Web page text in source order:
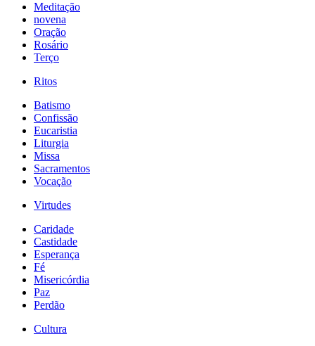
Meditação
novena
Oração
Rosário
Terço
Ritos
Batismo
Confissão
Eucaristia
Liturgia
Missa
Sacramentos
Vocação
Virtudes
Caridade
Castidade
Esperança
Fé
Misericórdia
Paz
Perdão
Cultura